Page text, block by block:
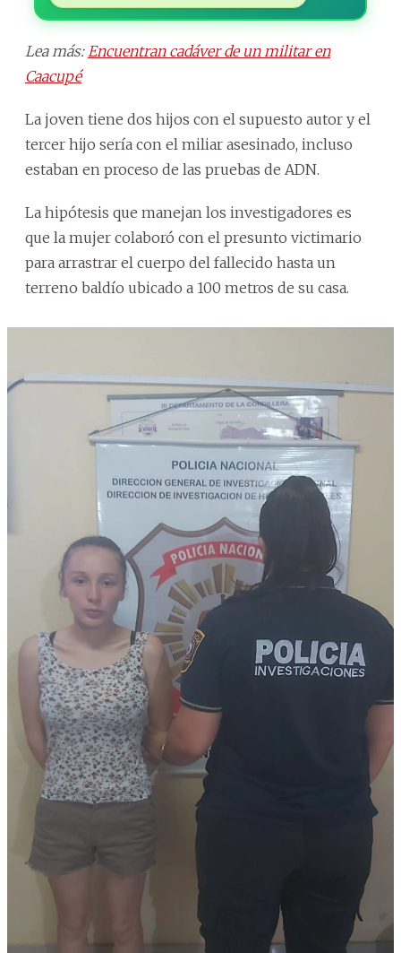
Lea más:Encuentran cadáver de un militar en
Caacupé
La joven tiene dos hijos con el supuesto autor y el
tercer hijo sería con el miliar asesinado, incluso
estaban en proceso de las pruebas de ADN.
La hipótesis que manejan los investigadores es
que la mujer colaboró con el presunto victimario
para arrastrar el cuerpo del fallecido hasta un
terreno baldío ubicado a 100 metros de su casa.